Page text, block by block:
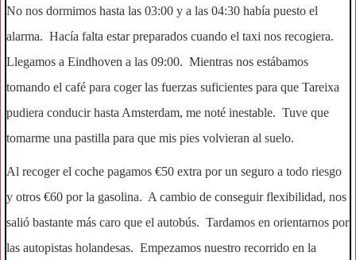
No nos dormimos hasta las 03:00 y a las 04:30 había puesto el
alarma. Hacía falta estar preparados cuando el taxi nos recogiera.
Llegamos a Eindhoven a las 09:00. Mientras nos estábamos
tomando el café para coger las fuerzas suficientes para que Tareixa
pudiera conducir hasta Amsterdam, me noté inestable. Tuve que
tomarme una pastilla para que mis pies volvieran al suelo.
Al recoger el coche pagamos €50 extra por un seguro a todo riesgo
y otros €60 por la gasolina. A cambio de conseguir flexibilidad, nos
salió bastante más caro que el autobús. Tardamos en orientarnos por
las autopistas holandesas. Empezamos nuestro recorrido en la